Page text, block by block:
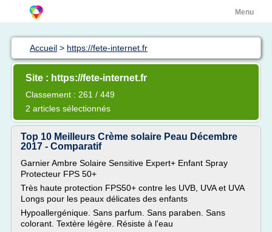
Menu
Accueil > https://fete-internet.fr
Site : https://fete-internet.fr
Classement : 261 / 449
2 articles sélectionnés
Top 10 Meilleurs Crème solaire Peau Décembre
2017 - Comparatif
Garnier Ambre Solaire Sensitive Expert+ Enfant Spray
Protecteur FPS 50+
Très haute protection FPS50+ contre les UVB, UVA et UVA
Longs pour les peaux délicates des enfants
Hypoallergénique. Sans parfum. Sans paraben. Sans
colorant. Textère légère. Résiste à l'eau